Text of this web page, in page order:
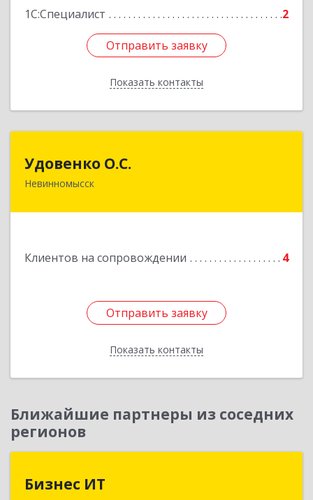
1С:Специалист
2
Отправить заявку
Показать контакты
Отправить заявку
Назад
Удовенко О.С.
Невинномысск
Клиентов на сопровождении 4
Отправить заявку
Показать контакты
357 100, г.Невинномысск, ул.Революцеонная,
Отправить заявку
Назад
Ближайшие партнеры из соседних
регионов
Бизнес ИТ